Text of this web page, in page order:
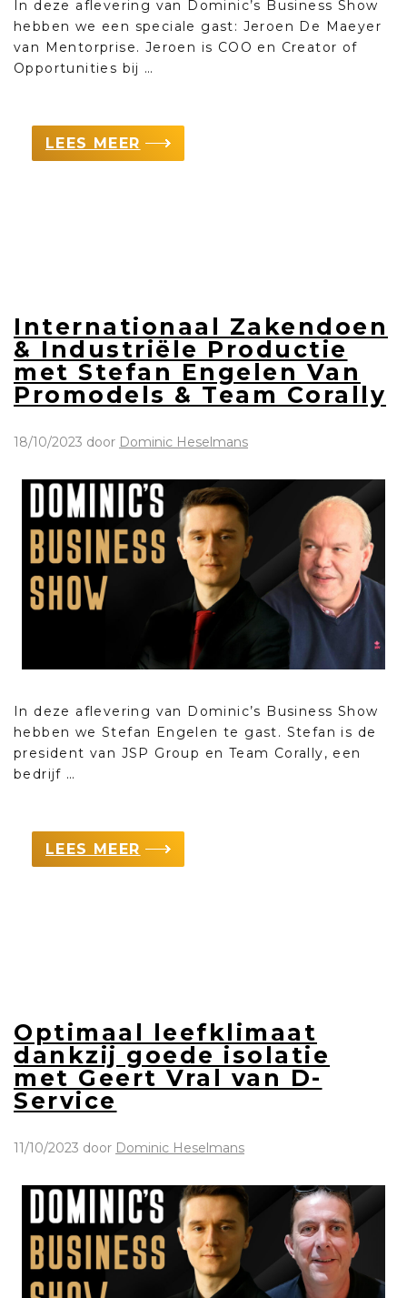
In deze aflevering van Dominic’s Business Show
hebben we een speciale gast: Jeroen De Maeyer
van Mentorprise. Jeroen is COO en Creator of
Opportunities bij …
LEES MEER
Internationaal Zakendoen
& Industriële Productie
met Stefan Engelen Van
Promodels & Team Corally
18/10/2023 door Dominic Heselmans
In deze aflevering van Dominic’s Business Show
hebben we Stefan Engelen te gast. Stefan is de
president van JSP Group en Team Corally, een
bedrijf …
LEES MEER
Optimaal leefklimaat
dankzij goede isolatie
met Geert Vral van D-
Service
11/10/2023 door Dominic Heselmans